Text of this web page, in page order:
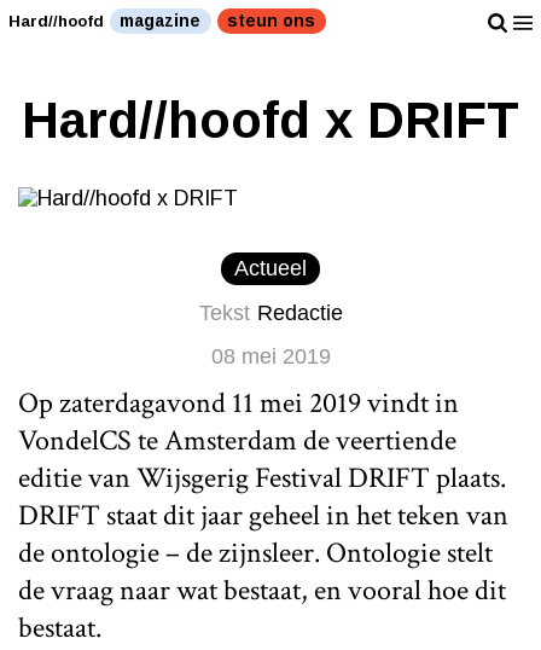
Hard//hoofd magazine steun ons
Hard//hoofd x DRIFT
Actueel
Tekst Redactie
08 mei 2019
Op zaterdagavond 11 mei 2019 vindt in
VondelCS te Amsterdam de veertiende
editie van Wijsgerig Festival DRIFT plaats.
DRIFT staat dit jaar geheel in het teken van
de ontologie – de zijnsleer. Ontologie stelt
de vraag naar wat bestaat, en vooral hoe dit
bestaat.